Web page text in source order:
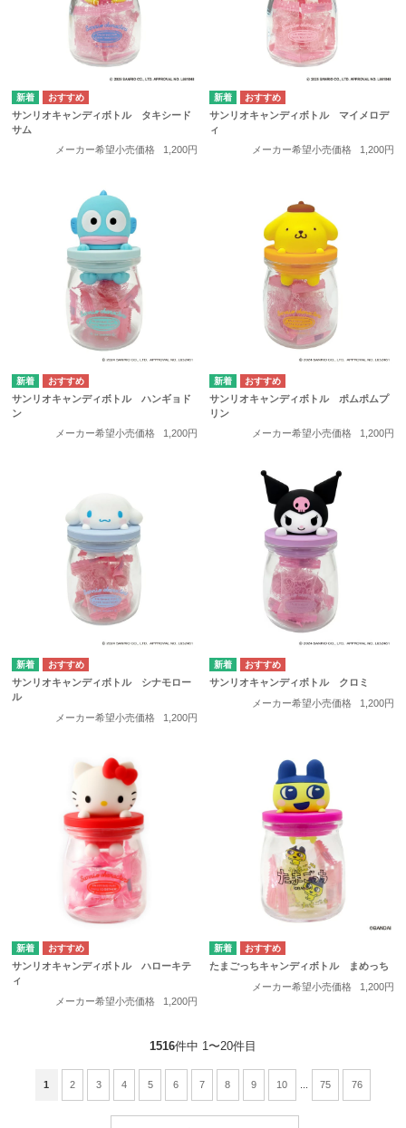
サンリオキャンディボトル タキシード
サム
メーカー希望小売価格
1,200円
サンリオキャンディボトル マイメロデ
ィ
メーカー希望小売価格
1,200円
サンリオキャンディボトル ハンギョド
ン
メーカー希望小売価格
1,200円
サンリオキャンディボトル ポムポムプ
リン
メーカー希望小売価格
1,200円
サンリオキャンディボトル シナモロー
ル
メーカー希望小売価格
1,200円
サンリオキャンディボトル クロミ
メーカー希望小売価格
1,200円
サンリオキャンディボトル ハローキテ
ィ
メーカー希望小売価格
1,200円
たまごっちキャンディボトル まめっち
メーカー希望小売価格
1,200円
1516件中 1〜20件目
1 2 3 4 5 6 7 8 9 10 75 76